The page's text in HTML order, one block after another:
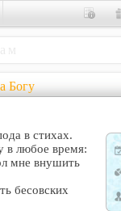
Богу
в стихах.
в любое время:
мне внушить
бесовских